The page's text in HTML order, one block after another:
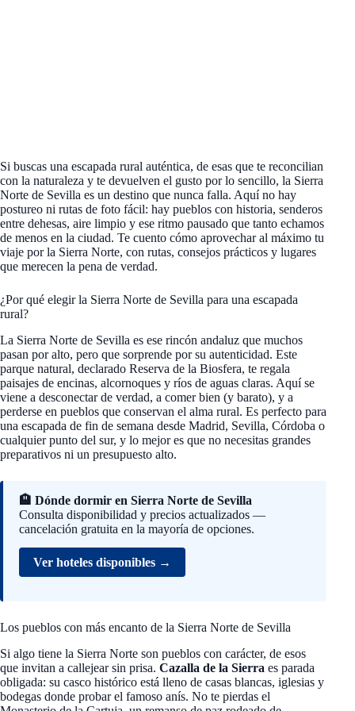
Si buscas una escapada rural auténtica, de esas que te reconcilian
con la naturaleza y te devuelven el gusto por lo sencillo, la Sierra
Norte de Sevilla es un destino que nunca falla. Aquí no hay
postureo ni rutas de foto fácil: hay pueblos con historia, senderos
entre dehesas, aire limpio y ese ritmo pausado que tanto echamos
de menos en la ciudad. Te cuento cómo aprovechar al máximo tu
viaje por la Sierra Norte, con rutas, consejos prácticos y lugares
que merecen la pena de verdad.
¿Por qué elegir la Sierra Norte de Sevilla para una escapada
rural?
La Sierra Norte de Sevilla es ese rincón andaluz que muchos
pasan por alto, pero que sorprende por su autenticidad. Este
parque natural, declarado Reserva de la Biosfera, te regala
paisajes de encinas, alcornoques y ríos de aguas claras. Aquí se
viene a desconectar de verdad, a comer bien (y barato), y a
perderse en pueblos que conservan el alma rural. Es perfecto para
una escapada de fin de semana desde Madrid, Sevilla, Córdoba o
cualquier punto del sur, y lo mejor es que no necesitas grandes
preparativos ni un presupuesto alto.
🏨 Dónde dormir en Sierra Norte de Sevilla
Consulta disponibilidad y precios actualizados —
cancelación gratuita en la mayoría de opciones.
Ver hoteles disponibles →
Los pueblos con más encanto de la Sierra Norte de Sevilla
Si algo tiene la Sierra Norte son pueblos con carácter, de esos
que invitan a callejear sin prisa. Cazalla de la Sierra es parada
obligada: su casco histórico está lleno de casas blancas, iglesias y
bodegas donde probar el famoso anís. No te pierdas el